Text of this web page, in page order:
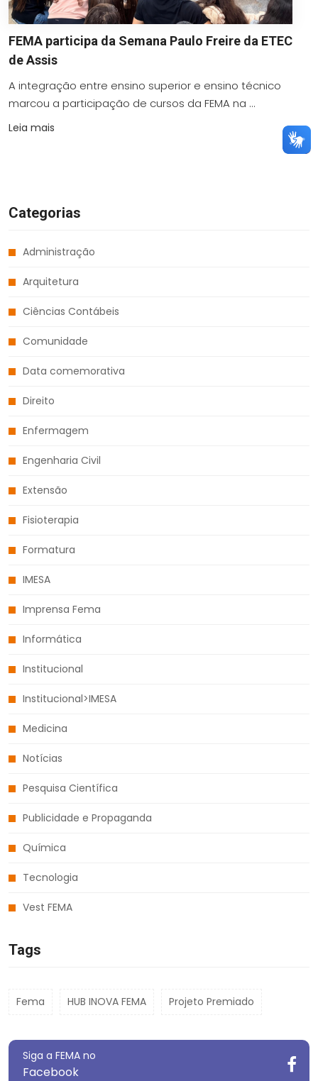
FEMA participa da Semana Paulo Freire da ETEC
de Assis
A integração entre ensino superior e ensino técnico
marcou a participação de cursos da FEMA na ...
Leia mais
Categorias
Administração
Arquitetura
Ciências Contábeis
Comunidade
Data comemorativa
Direito
Enfermagem
Engenharia Civil
Extensão
Fisioterapia
Formatura
IMESA
Imprensa Fema
Informática
Institucional
Institucional>IMESA
Medicina
Notícias
Pesquisa Científica
Publicidade e Propaganda
Química
Tecnologia
Vest FEMA
Tags
Fema HUB INOVA FEMA Projeto Premiado
Siga a FEMA no
Facebook